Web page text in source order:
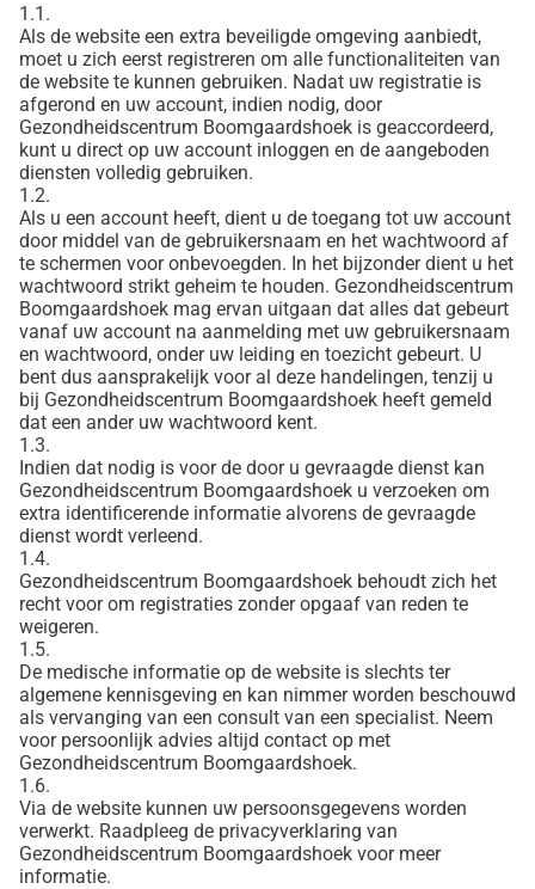
1.1.
Als de website een extra beveiligde omgeving aanbiedt,
moet u zich eerst registreren om alle functionaliteiten van
de website te kunnen gebruiken. Nadat uw registratie is
afgerond en uw account, indien nodig, door
Gezondheidscentrum Boomgaardshoek is geaccordeerd,
kunt u direct op uw account inloggen en de aangeboden
diensten volledig gebruiken.
1.2.
Als u een account heeft, dient u de toegang tot uw account
door middel van de gebruikersnaam en het wachtwoord af
te schermen voor onbevoegden. In het bijzonder dient u het
wachtwoord strikt geheim te houden. Gezondheidscentrum
Boomgaardshoek mag ervan uitgaan dat alles dat gebeurt
vanaf uw account na aanmelding met uw gebruikersnaam
en wachtwoord, onder uw leiding en toezicht gebeurt. U
bent dus aansprakelijk voor al deze handelingen, tenzij u
bij Gezondheidscentrum Boomgaardshoek heeft gemeld
dat een ander uw wachtwoord kent.
1.3.
Indien dat nodig is voor de door u gevraagde dienst kan
Gezondheidscentrum Boomgaardshoek u verzoeken om
extra identificerende informatie alvorens de gevraagde
dienst wordt verleend.
1.4.
Gezondheidscentrum Boomgaardshoek behoudt zich het
recht voor om registraties zonder opgaaf van reden te
weigeren.
1.5.
De medische informatie op de website is slechts ter
algemene kennisgeving en kan nimmer worden beschouwd
als vervanging van een consult van een specialist. Neem
voor persoonlijk advies altijd contact op met
Gezondheidscentrum Boomgaardshoek.
1.6.
Via de website kunnen uw persoonsgegevens worden
verwerkt. Raadpleeg de privacyverklaring van
Gezondheidscentrum Boomgaardshoek voor meer
informatie.